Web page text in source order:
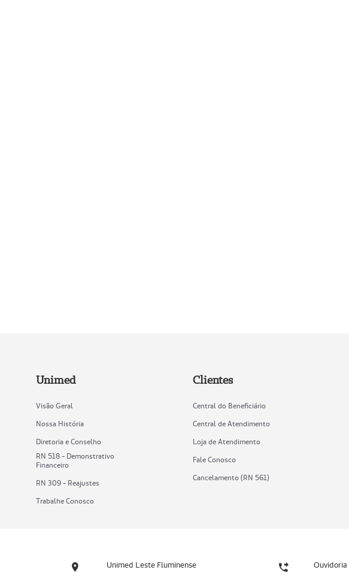
Unimed
Visão Geral
Nossa História
Diretoria e Conselho
RN 518 - Demonstrativo
Financeiro
RN 309 - Reajustes
Trabalhe Conosco
Clientes
Central do Beneficiário
Central de Atendimento
Loja de Atendimento
Fale Conosco
Cancelamento (RN 561)
Unimed Leste Fluminense Ouvidoria